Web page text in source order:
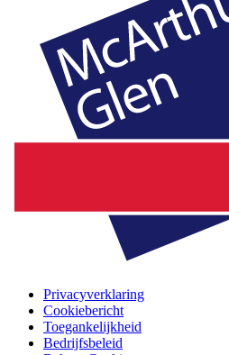
Privacyverklaring
Cookiebericht
Toegankelijkheid
Bedrijfsbeleid